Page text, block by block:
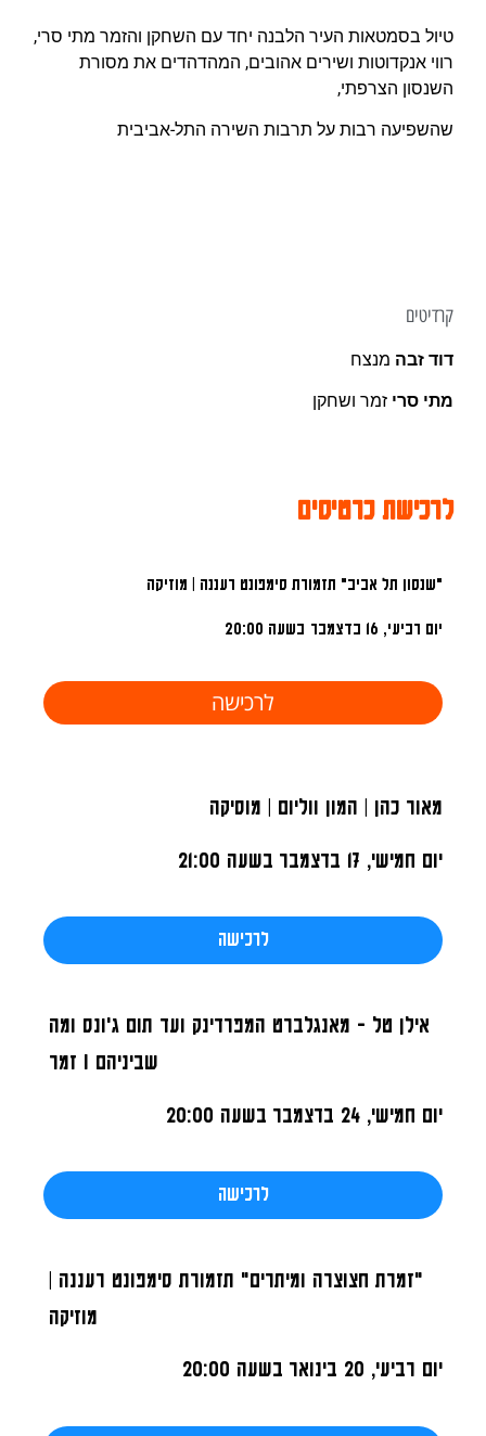
טיול בסמטאות העיר הלבנה יחד עם השחקן והזמר מתי סרי,
רווי אנקדוטות ושירים אהובים, המהדהדים את מסורת
השנסון הצרפתי,
שהשפיעה רבות על תרבות השירה התל-אביבית
קרדיטים
דוד זבה מנצח
מתי סרי זמר ושחקן
לרכישת כרטיסים
"שנסון תל אביב" תזמורת סימפונט רעננה | מוזיקה
יום רביעי, 16 בדצמבר בשעה 20:00
לרכישה
מאור כהן | המון ווליום | מוסיקה
יום חמישי, 17 בדצמבר בשעה 21:00
לרכישה
אילן טל - מאנגלברט המפרדינק ועד תום ג'ונס ומה
שביניהם I זמר
יום חמישי, 24 בדצמבר בשעה 20:00
לרכישה
"זמרת חצוצרה ומיתרים" תזמורת סימפונט רעננה |
מוזיקה
יום רביעי, 20 בינואר בשעה 20:00